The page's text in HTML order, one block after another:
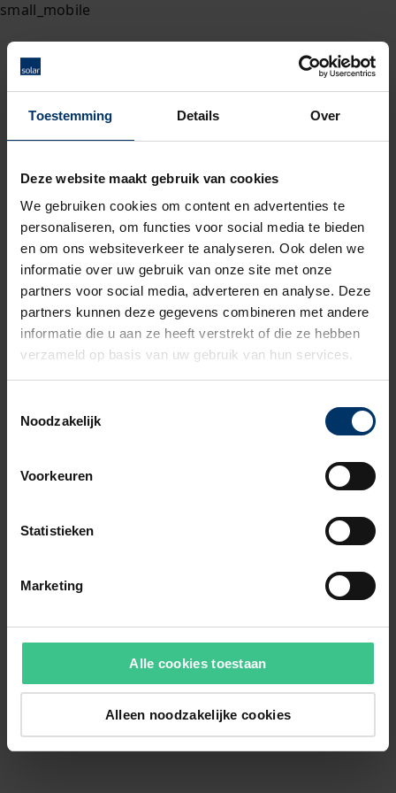
Toestemming Details Over
Deze website maakt gebruik van cookies
We gebruiken cookies om content en advertenties te
personaliseren, om functies voor social media te bieden
en om ons websiteverkeer te analyseren. Ook delen we
informatie over uw gebruik van onze site met onze
partners voor social media, adverteren en analyse. Deze
partners kunnen deze gegevens combineren met andere
informatie die u aan ze heeft verstrekt of die ze hebben
verzameld op basis van uw gebruik van hun services.
Noodzakelijk
Voorkeuren
Statistieken
Marketing
Alle cookies toestaan
Alleen noodzakelijke cookies